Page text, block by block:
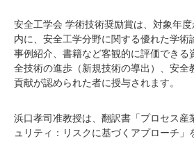
安全工学会 学術技術奨励賞は、対象年
内に、安全工学分野に関する優れた学術
事例紹介、書籍など客観的に評価できる
全技術の進歩（新規技術の導出）、安全
貢献が認められた者に授与されます。
浜口孝司准教授は、翻訳書「プロセス産
ュリティ：リスクに基づくアプローチ」